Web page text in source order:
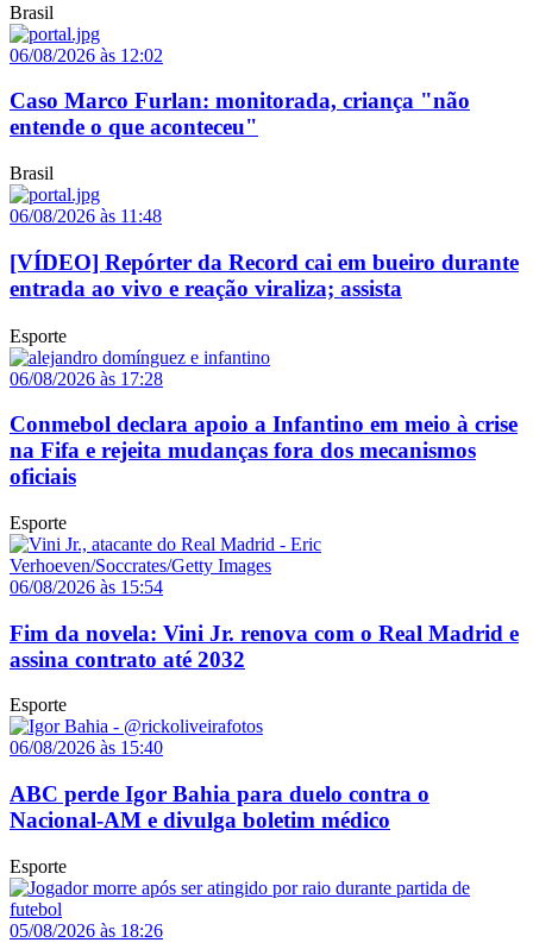
Brasil
06/08/2026 às 12:02
Caso Marco Furlan: monitorada, criança "não
entende o que aconteceu"
Brasil
06/08/2026 às 11:48
[VÍDEO] Repórter da Record cai em bueiro durante
entrada ao vivo e reação viraliza; assista
Esporte
06/08/2026 às 17:28
Conmebol declara apoio a Infantino em meio à crise
na Fifa e rejeita mudanças fora dos mecanismos
oficiais
Esporte
06/08/2026 às 15:54
Fim da novela: Vini Jr. renova com o Real Madrid e
assina contrato até 2032
Esporte
06/08/2026 às 15:40
ABC perde Igor Bahia para duelo contra o
Nacional-AM e divulga boletim médico
Esporte
05/08/2026 às 18:26